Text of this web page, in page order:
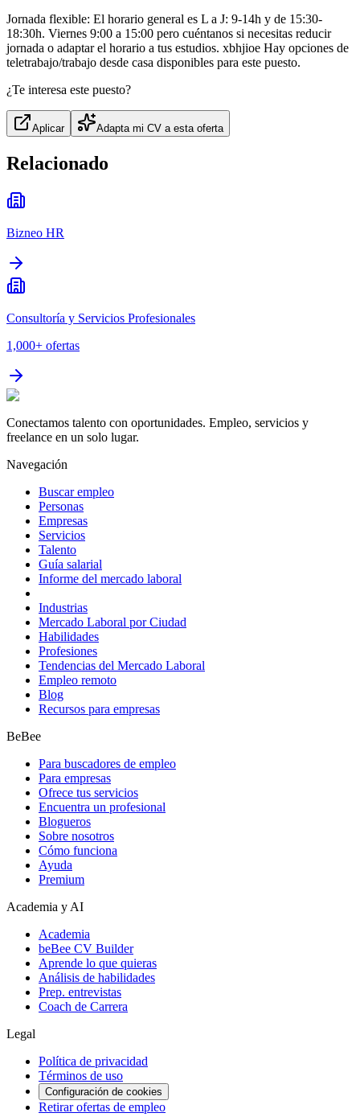
Jornada flexible: El horario general es L a J: 9-14h y de 15:30-
18:30h. Viernes 9:00 a 15:00 pero cuéntanos si necesitas reducir
jornada o adaptar el horario a tus estudios. xbhjioe Hay opciones de
teletrabajo/trabajo desde casa disponibles para este puesto.
¿Te interesa este puesto?
Aplicar Adapta mi CV a esta oferta
Relacionado
Bizneo HR
Consultoría y Servicios Profesionales
1,000+ ofertas
Conectamos talento con oportunidades. Empleo, servicios y
freelance en un solo lugar.
Navegación
Buscar empleo
Personas
Empresas
Servicios
Talento
Guía salarial
Informe del mercado laboral
Industrias
Mercado Laboral por Ciudad
Habilidades
Profesiones
Tendencias del Mercado Laboral
Empleo remoto
Blog
Recursos para empresas
BeBee
Para buscadores de empleo
Para empresas
Ofrece tus servicios
Encuentra un profesional
Blogueros
Sobre nosotros
Cómo funciona
Ayuda
Premium
Academia y AI
Academia
beBee CV Builder
Aprende lo que quieras
Análisis de habilidades
Prep. entrevistas
Coach de Carrera
Legal
Política de privacidad
Términos de uso
Configuración de cookies
Retirar ofertas de empleo